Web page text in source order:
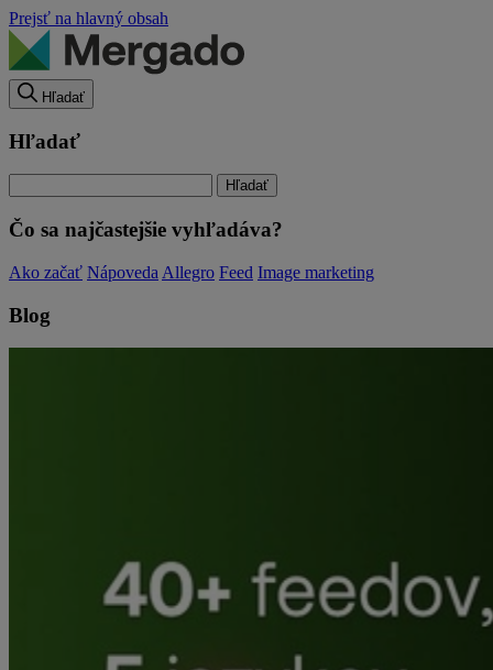
Prejsť na hlavný obsah
Hľadať
Hľadať
Čo sa najčastejšie vyhľadáva?
Ako začať Nápoveda Allegro Feed Image marketing
Blog